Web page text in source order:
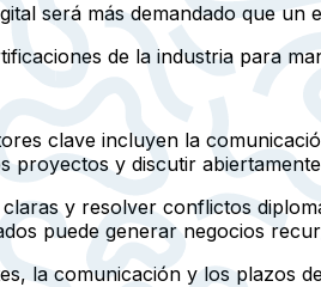
será más demandado que un
de la industria para
clave incluyen la
y discutir
y resolver conflictos
puede generar negocios
la comunicación y los plazos